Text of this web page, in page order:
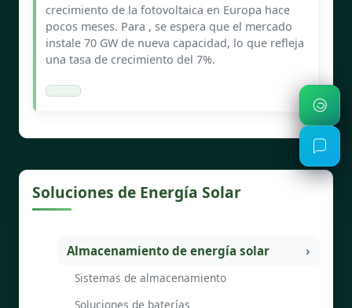
crecimiento de la fotovoltaica en Europa hace
pocos meses. Para , se espera que el mercado
instale 70 GW de nueva capacidad, lo que refleja
una tasa de crecimiento del 7%.
Soluciones de Energía Solar
Almacenamiento de energía solar
Sistemas de almacenamiento
Soluciones de baterías